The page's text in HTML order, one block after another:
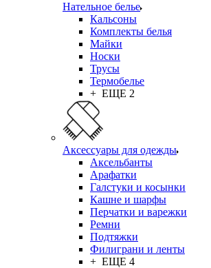
Нательное белье
Кальсоны
Комплекты белья
Майки
Носки
Трусы
Термобелье
+ ЕЩЕ 2
Аксессуары для одежды
Аксельбанты
Арафатки
Галстуки и косынки
Кашне и шарфы
Перчатки и варежки
Ремни
Подтяжки
Филиграни и ленты
+ ЕЩЕ 4